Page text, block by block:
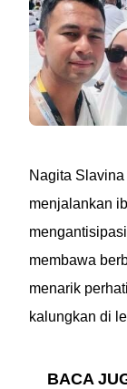
Nagita
menjalankan
membawa
menarik
kalungkan di
BACA